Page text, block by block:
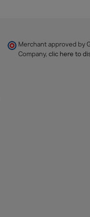
Merchant approved by
Company, clic here to